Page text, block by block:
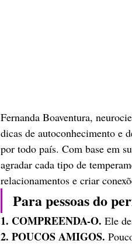
Fernanda Boaventura,
dicas de autoconhecimento e
por todo país. Com base em
agradar cada tipo de
relacionamentos e criar
Para pessoas do
1. COMPREENDA-O. Ele
2. POUCOS AMIGOS.